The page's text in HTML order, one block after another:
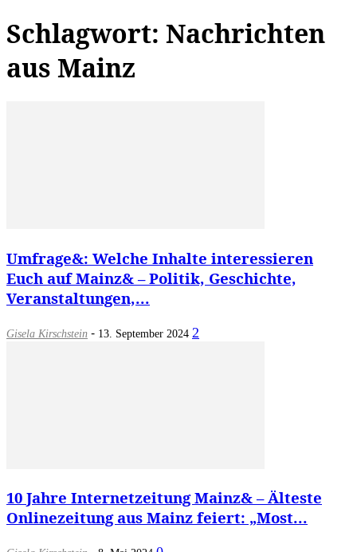
Schlagwort: Nachrichten
aus Mainz
Umfrage&: Welche Inhalte interessieren
Euch auf Mainz& – Politik, Geschichte,
Veranstaltungen,...
Gisela Kirschstein - 13. September 2024 2
10 Jahre Internetzeitung Mainz& – Älteste
Onlinezeitung aus Mainz feiert: „Most...